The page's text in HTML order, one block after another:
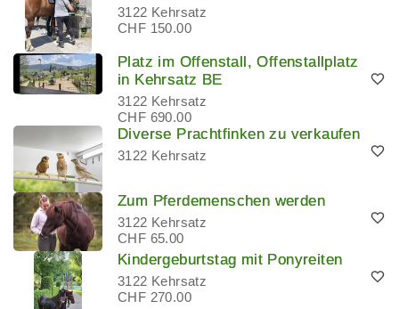
3122 Kehrsatz
CHF 150.00
Platz im Offenstall, Offenstallplatz
in Kehrsatz BE
3122 Kehrsatz
CHF 690.00
Diverse Prachtfinken zu verkaufen
3122 Kehrsatz
Zum Pferdemenschen werden
3122 Kehrsatz
CHF 65.00
Kindergeburtstag mit Ponyreiten
3122 Kehrsatz
CHF 270.00